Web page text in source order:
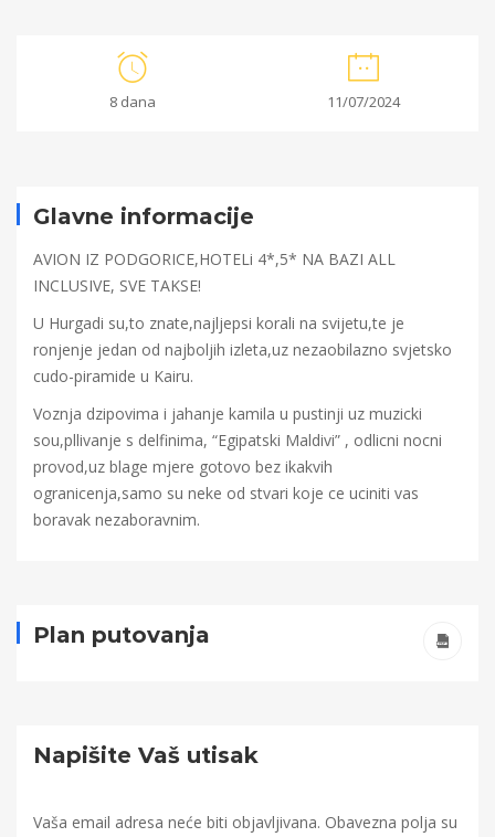
8 dana 11/07/2024
HURGADA
06-Glavne informacije
AVION IZ PODGORICE,HOTELi 4*,5* NA BAZI ALL
INCLUSIVE, SVE TAKSE!
U Hurgadi su,to znate,najljepsi korali na svijetu,te je
ronjenje jedan od najboljih izleta,uz nezaobilazno svjetsko
cudo-piramide u Kairu.
Voznja dzipovima i jahanje kamila u pustinji uz muzicki
sou,pllivanje s delfinima, “Egipatski Maldivi” , odlicni nocni
provod,uz blage mjere gotovo bez ikakvih
ogranicenja,samo su neke od stvari koje ce uciniti vas
boravak nezaboravnim.
Plan putovanja
Napišite Vaš utisak
Vaša email adresa neće biti objavljivana. Obavezna polja su